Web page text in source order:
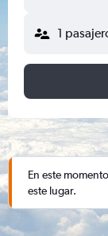
1
En este
este lugar.